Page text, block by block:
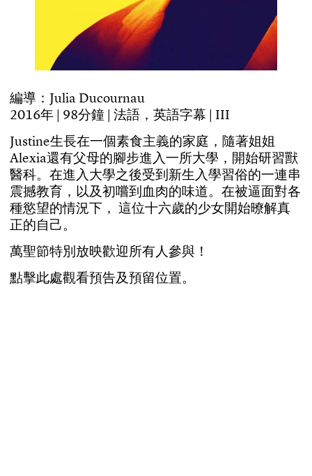
編導 ： Julia Ducournau
2016年 | 98分鐘 | 法語 ， 英語字幕 | III
Justine生長在一個素食主義的家庭 ， 隨著姐姐
Alexia還有父母的腳步進 入一所大學 ， 開始研習獸
醫科。 在進 入大學之後受到新生 入學習俗的一連串
震撼教育 ， 以及初嚐到血肉的味道。 在被逼面對各
種慾望的情況下 ， 這位十六歲的少女開始暸解真
正的自己。
萬聖節特別放映歡迎所有人參與 ！
點擊此處觀看預告及預留位置。